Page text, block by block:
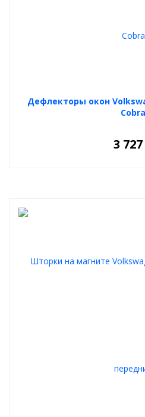
Дефлекторы окон
Cobra
3 727